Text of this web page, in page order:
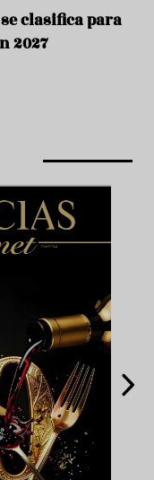
clasifica para
2027